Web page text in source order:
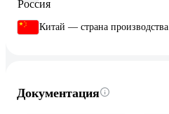
Китай — страна производства
Документация